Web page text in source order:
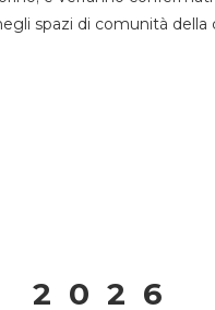
spazi di comunità della
2026